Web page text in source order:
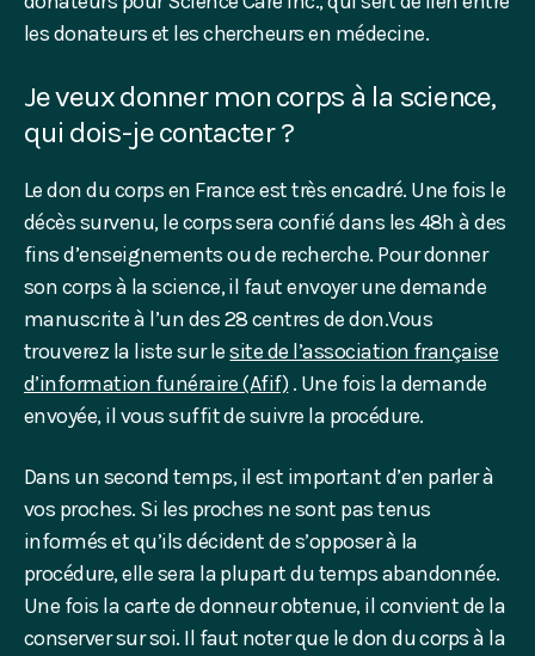
les donateurs et les chercheurs en médecine.
Je veux donner mon corps à la science,
qui dois-je contacter ?
Le don du corps en France est très encadré. Une fois le
décès survenu, le corps sera confié dans les 48h à des
fins d’enseignements ou de recherche. Pour donner
son corps à la science, il faut envoyer une demande
manuscrite à l’un des 28 centres de don.Vous
trouverez la liste sur lesite de l’association française
d’information funéraire (Afif). Une fois la demande
envoyée, il vous suffit de suivre la procédure.
Dans un second temps, il est important d’en parler à
vos proches. Si les proches ne sont pas tenus
informés et qu’ils décident de s’opposer à la
procédure, elle sera la plupart du temps abandonnée.
Une fois la carte de donneur obtenue, il convient de la
conserver sur soi. Il faut noter que le don du corps à la